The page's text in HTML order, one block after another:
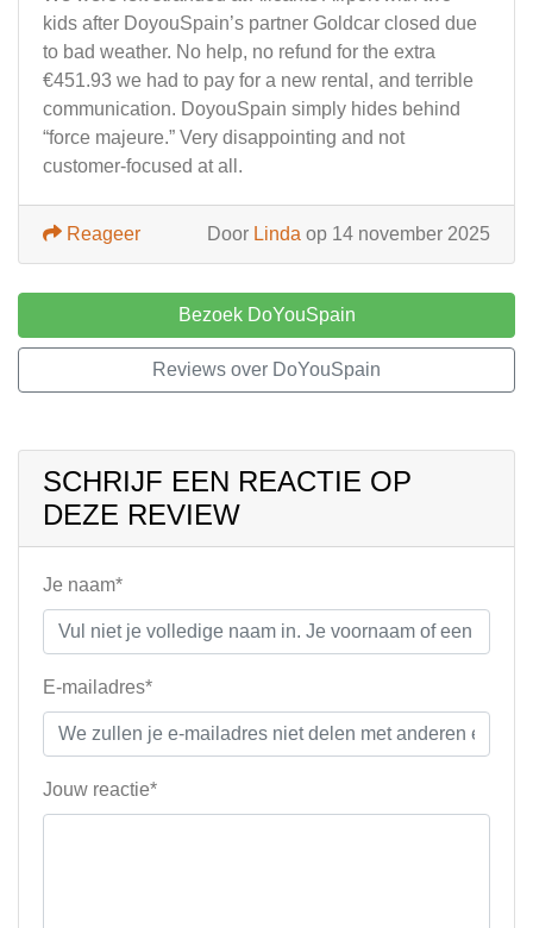
kids after DoyouSpain’s partner Goldcar closed due
to bad weather. No help, no refund for the extra
€451.93 we had to pay for a new rental, and terrible
communication. DoyouSpain simply hides behind
“force majeure.” Very disappointing and not
customer-focused at all.
Door Linda op 14 november 2025
Reageer
Bezoek DoYouSpain
Reviews over DoYouSpain
SCHRIJF EEN REACTIE OP
DEZE REVIEW
Je naam*
E-mailadres*
Jouw reactie*